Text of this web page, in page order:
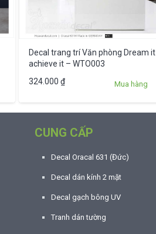
Decal trang trí Văn phòng Dream it
achieve it – WTO003
324.000 ₫ Mua hàng
CUNG CẤP
Decal Oracal 631 (Đức)
Decal dán kính 2 mặt
Decal gạch bông UV
Tranh dán tường